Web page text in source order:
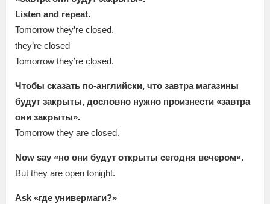
Listen and repeat.
Tomorrow they’re closed.
they’re closed
Tomorrow they’re closed.
Чтобы сказать по-английски, что завтра магазины
будут закрыты, дословно нужно произнести «завтра
они закрыты».
Tomorrow they are closed.
Now say «но они будут открыты сегодня вечером».
But they are open tonight.
Ask «где универмаги?»